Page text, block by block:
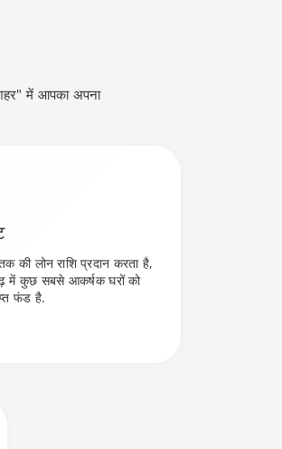
में आपका अपना
की लोन राशि प्रदान करता है,
में कुछ सबसे आकर्षक घरों को
फंड है.